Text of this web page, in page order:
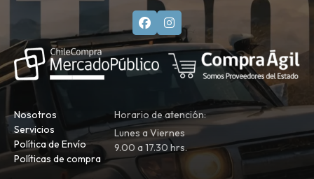
Nosotros
Servicios
Política de Envío
Políticas de compra
Horario de atención:
Lunes a Viernes
9.00 a 17.30 hrs.